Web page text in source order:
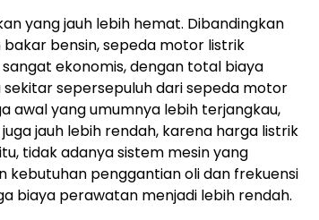
yang jauh lebih hemat. Dibandingkan
bensin, sepeda motor listrik
ekonomis, dengan total biaya
sepersepuluh dari sepeda motor
awal yang umumnya lebih terjangkau,
jauh lebih rendah, karena harga listrik
tidak adanya sistem mesin yang
kebutuhan penggantian oli dan frekuensi
biaya perawatan menjadi lebih rendah.